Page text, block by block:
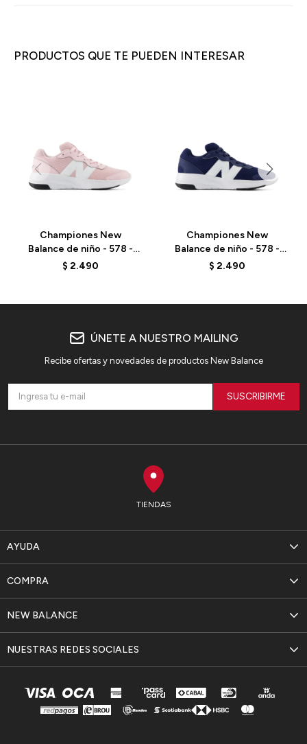
PRODUCTOS QUE TE PUEDEN INTERESAR
Championes New
Balance de niño - 578 -
PK578PK - ELD
$ 2.490
Championes New
Balance de niño - 578 -
PK578NV - ELD
$ 2.490
TIENDAS
AYUDA
NEW BALANCE
COMPRA
NUESTRAS REDES SOCIALES
ÚNETE A NUESTRO MAILING
Recibe ofertas y novedades de productos New Balance
SUSCRIBIRME